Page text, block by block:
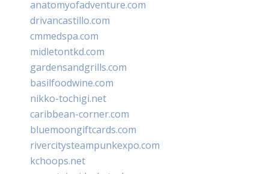
anatomyofadventure.com
drivancastillo.com
cmmedspa.com
midletontkd.com
gardensandgrills.com
basilfoodwine.com
nikko-tochigi.net
caribbean-corner.com
bluemoongiftcards.com
rivercitysteampunkexpo.com
kchoops.net